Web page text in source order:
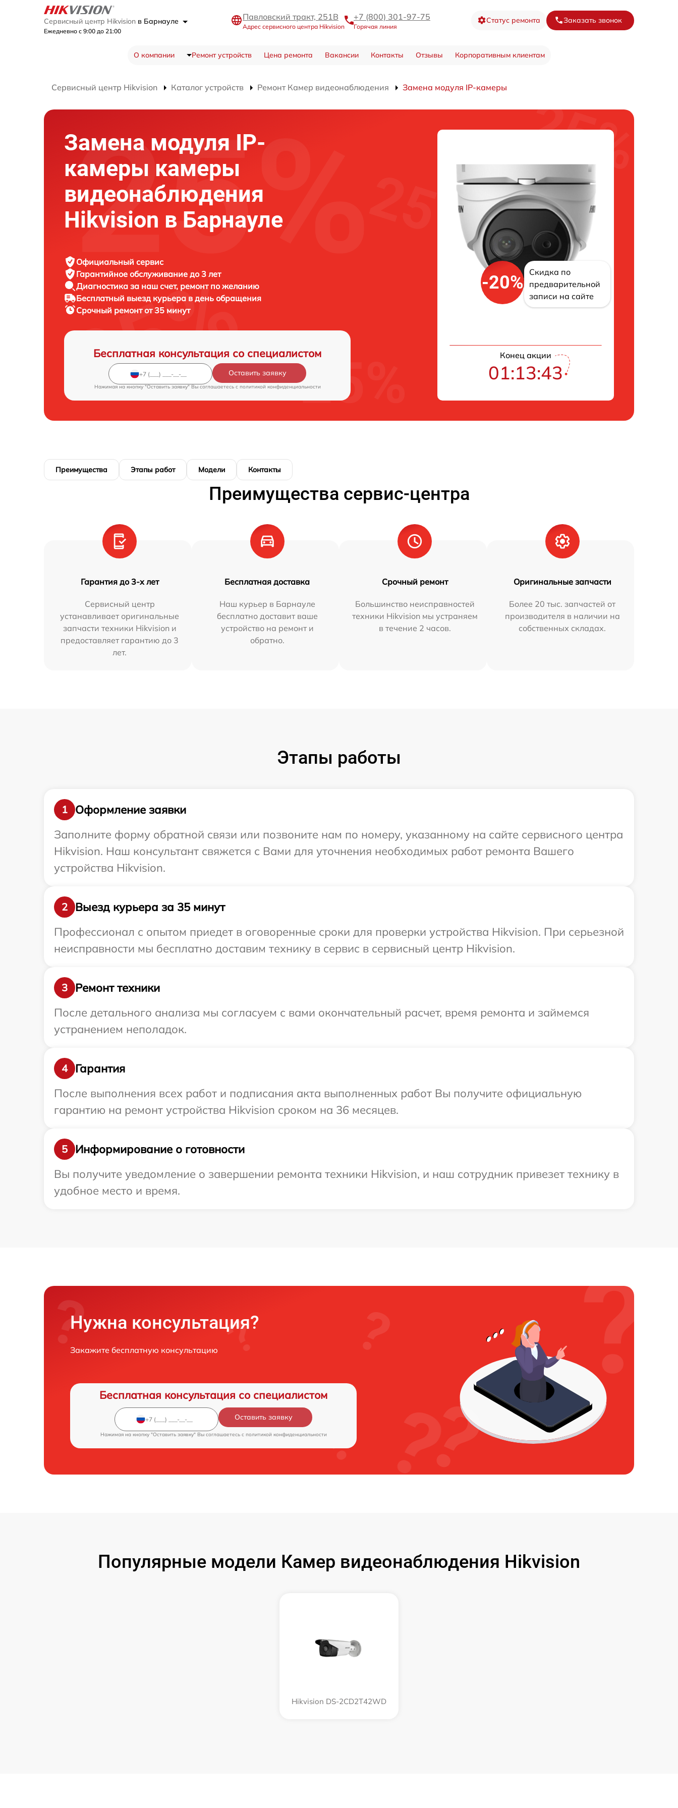
Сервисный центр Hikvision в Барнауле
Ежедневно с 9:00 до 21:00
Павловский тракт, 251В
Адрес сервисного центра Hikvision
+7 (800) 301-97-75
Горячая линия
Статус ремонта Заказать звонок
О компании Ремонт устройств Цена ремонта Вакансии Контакты Отзывы Корпоративным клиентам
Сервисный центр Hikvision Каталог устройств Ремонт Камер видеонаблюдения Замена модуля IP-камеры
Замена модуля IP-
камеры камеры
видеонаблюдения
Hikvision в Барнауле
Официальный сервис
Гарантийное обслуживание до 3 лет
Диагностика за наш счет, ремонт по желанию
Бесплатный выезд курьера в день обращения
Срочный ремонтот 35 минут
Бесплатная консультация со специалистом
Оставить заявку
Нажимая на кнопку "Оставить заявку" Вы соглашаетесь c политикой конфиденциальности
-20%
Скидка по
предварительной
записи на сайте
Конец акции
01:13:42
Преимущества Этапы работ Модели Контакты
Преимущества сервис-центра
Гарантия до 3-х лет
Сервисный центр
устанавливает оригинальные
запчасти техники Hikvision и
предоставляет гарантию до 3
лет.
Бесплатная доставка
Наш курьер в Барнауле
бесплатно доставит ваше
устройство на ремонт и
обратно.
Срочный ремонт
Большинство неисправностей
техники Hikvision мы устраняем
в течение 2 часов.
Оригинальные запчасти
Более 20 тыс. запчастей от
производителя в наличии на
собственных складах.
Этапы работы
1
Оформление заявки
Заполните форму обратной связи или позвоните нам по номеру, указанному на сайте сервисного центра
Hikvision. Наш консультант свяжется с Вами для уточнения необходимых работ ремонта Вашего
устройства Hikvision.
2
Выезд курьера за 35 минут
Профессионал с опытом приедет в оговоренные сроки для проверки устройства Hikvision. При серьезной
неисправности мы бесплатно доставим технику в сервис в сервисный центр Hikvision.
3
Ремонт техники
После детального анализа мы согласуем с вами окончательный расчет, время ремонта и займемся
устранением неполадок.
4
Гарантия
После выполнения всех работ и подписания акта выполненных работ Вы получите официальную
гарантию на ремонт устройства Hikvision сроком на 36 месяцев.
5
Информирование о готовности
Вы получите уведомление о завершении ремонта техники Hikvision, и наш сотрудник привезет технику в
удобное место и время.
Нужна консультация?
Закажите бесплатную консультацию
Бесплатная консультация со специалистом
Оставить заявку
Нажимая на кнопку "Оставить заявку" Вы соглашаетесь c политикой конфиденциальности
Популярные модели Камер видеонаблюдения Hikvision
Hikvision DS-2CD2T42WD